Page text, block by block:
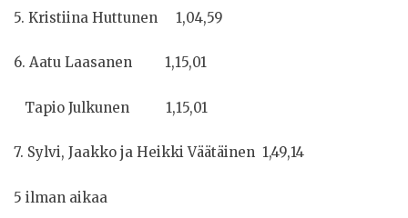
5. Kristiina Huttunen 1,04,59
6. Aatu Laasanen 1,15,01
Tapio Julkunen 1,15,01
7. Sylvi, Jaakko ja Heikki Väätäinen 1,49,14
5 ilman aikaa